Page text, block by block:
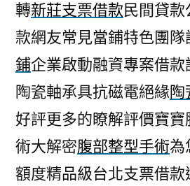
轉新莊支票借款民間貸
款網友常見當鋪特色團隊
鋪企業啟動融資專案借
陶瓷軸承具抗磁電絕緣陶
好評更多的瞭解評價寶
術大解密腹部整型手術為
額度精品級台北支票借